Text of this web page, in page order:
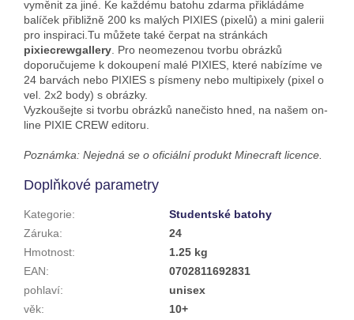
vyměnit za jiné. Ke každému batohu zdarma přikládáme
balíček přibližně 200 ks malých PIXIES (pixelů) a mini galerii
pro inspiraci. Tu můžete také čerpat na stránkách
pixiecrewgallery . Pro neomezenou tvorbu obrázků
doporučujeme k dokoupení malé PIXIES, které nabízíme ve
24 barvách nebo PIXIES s písmeny nebo multipixely (pixel o
vel. 2x2 body) s obrázky.
Vyzkoušejte si tvorbu obrázků nanečisto hned, na našem on-
line PIXIE CREW editoru.
Poznámka: Nejedná se o oficiální produkt Minecraft licence.
Doplňkové parametry
Kategorie:
Studentské batohy
Záruka:
24
Hmotnost:
1.25 kg
EAN:
0702811692831
pohlaví:
unisex
věk:
10+